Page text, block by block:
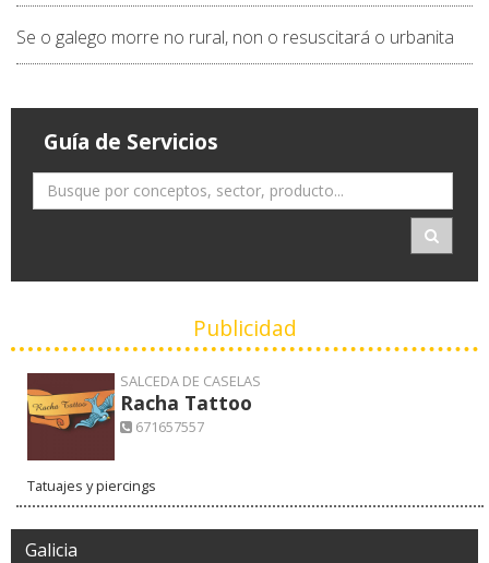
Se o galego morre no rural, non o resuscitará o urbanita
Guía de Servicios
Publicidad
SALCEDA DE CASELAS
Racha Tattoo
671657557
Tatuajes y piercings
Galicia